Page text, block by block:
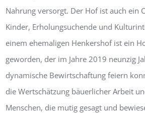
Nahrung versorgt. Der Hof ist auch ein
Kinder, Erholungsuchende und
einem ehemaligen Henkershof ist ein
geworden, der im Jahre 2019 neunzig
dynamische Bewirtschaftung feiern
die Wertschätzung bäuerlicher Arbeit
Menschen, die mutig gesagt und